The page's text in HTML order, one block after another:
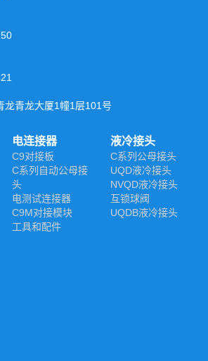
龙青龙大厦1幢1层101号
电连接器
C9对接板
C系列自动公母接
头
电测试连接器
C9M对接模块
工具和配件
液冷接头
C系列公母接头
UQD液冷接头
NVQD液冷接头
互锁球阀
UQDB液冷接头